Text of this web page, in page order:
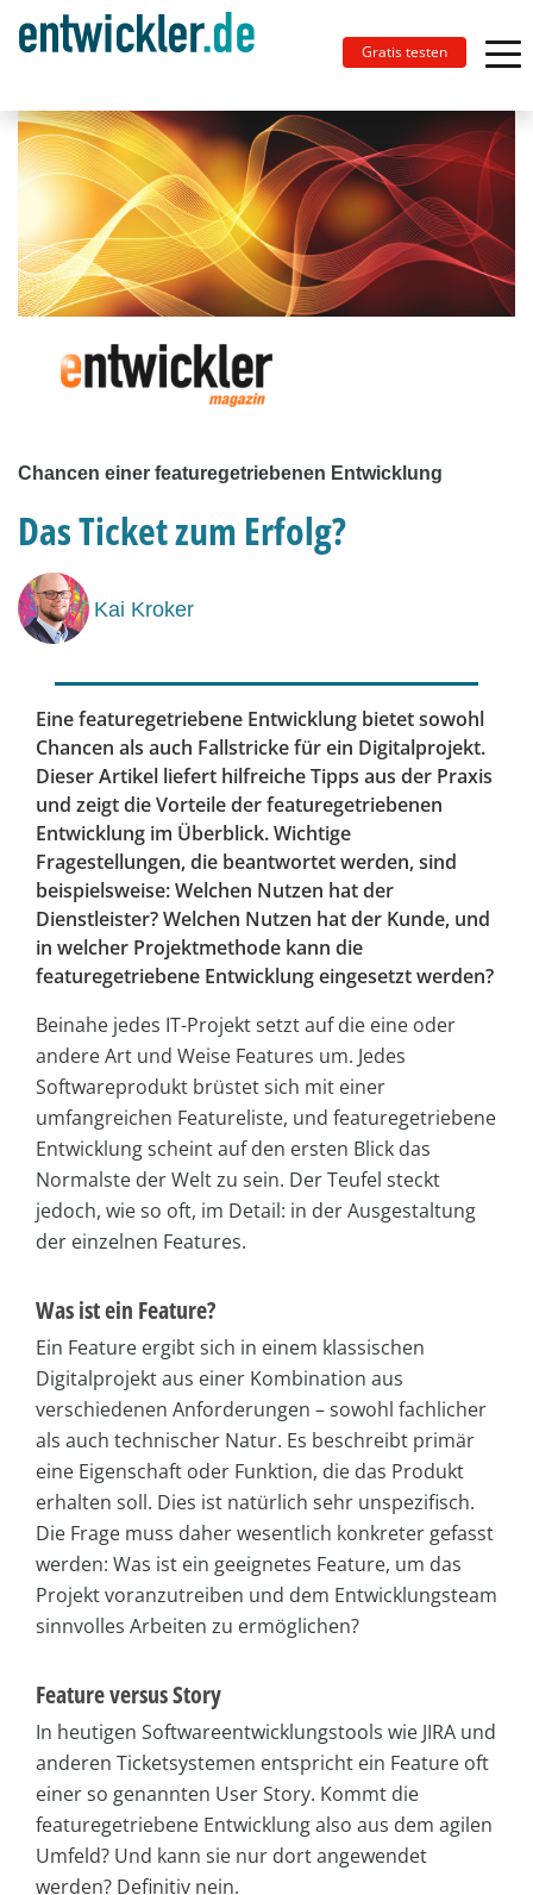
Gratis testen
Chancen einer featuregetriebenen Entwicklung
Das Ticket zum Erfolg?
Kai Kroker
Eine featuregetriebene Entwicklung bietet sowohl
Chancen als auch Fallstricke für ein Digitalprojekt.
Dieser Artikel liefert hilfreiche Tipps aus der Praxis
und zeigt die Vorteile der featuregetriebenen
Entwicklung im Überblick. Wichtige
Fragestellungen, die beantwortet werden, sind
beispielsweise: Welchen Nutzen hat der
Dienstleister? Welchen Nutzen hat der Kunde, und
in welcher Projektmethode kann die
featuregetriebene Entwicklung eingesetzt werden?
Beinahe jedes IT-Projekt setzt auf die eine oder
andere Art und Weise Features um. Jedes
Softwareprodukt brüstet sich mit einer
umfangreichen Featureliste, und featuregetriebene
Entwicklung scheint auf den ersten Blick das
Normalste der Welt zu sein. Der Teufel steckt
jedoch, wie so oft, im Detail: in der Ausgestaltung
der einzelnen Features.
Was ist ein Feature?
Ein Feature ergibt sich in einem klassischen
Digitalprojekt aus einer Kombination aus
verschiedenen Anforderungen – sowohl fachlicher
als auch technischer Natur. Es beschreibt primär
eine Eigenschaft oder Funktion, die das Produkt
erhalten soll. Dies ist natürlich sehr unspezifisch.
Die Frage muss daher wesentlich konkreter gefasst
werden: Was ist ein geeignetes Feature, um das
Projekt voranzutreiben und dem Entwicklungsteam
sinnvolles Arbeiten zu ermöglichen?
Feature versus Story
In heutigen Softwareentwicklungstools wie JIRA und
anderen Ticketsystemen entspricht ein Feature oft
einer so genannten User Story. Kommt die
featuregetriebene Entwicklung also aus dem agilen
Umfeld? Und kann sie nur dort angewendet
werden? Definitiv nein.